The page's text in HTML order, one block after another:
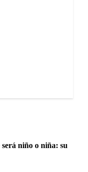
niño o niña: su